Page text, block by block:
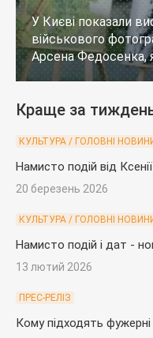
У Києві показали
військового
Арсена Федосенка,
загинув на війні
Краще за
КУЛЬТУРА / ГОЛОВНІ
Намисто подій від
20 березень 2026
КУЛЬТУРА / ГОЛОВНІ
Намисто подій і дат -
13 лютий 2026
ПРЕС-РЕЛІЗ
Кому підходять